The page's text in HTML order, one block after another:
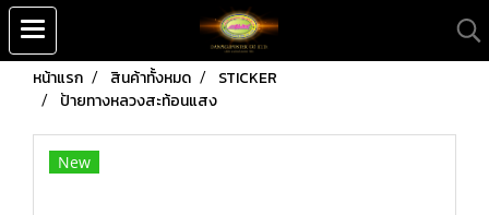
หน้าแรก สินค้าทั้งหมด
STICKER
ป้ายทางหลวงสะท้อนแสง
New